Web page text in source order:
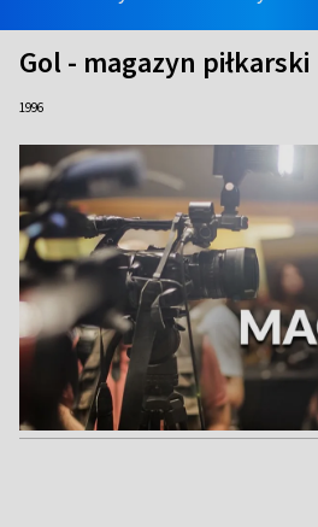
Gol - magazyn piłkarski
1996